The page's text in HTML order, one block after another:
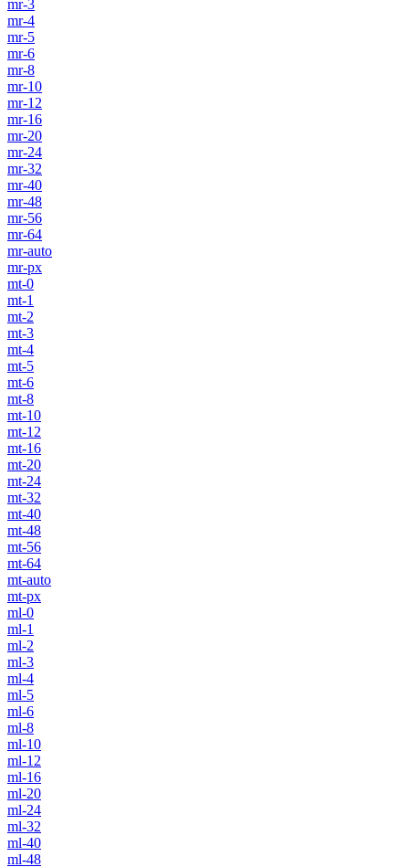
mr-3
mr-4
mr-5
mr-6
mr-8
mr-10
mr-12
mr-16
mr-20
mr-24
mr-32
mr-40
mr-48
mr-56
mr-64
mr-auto
mr-px
mt-0
mt-1
mt-2
mt-3
mt-4
mt-5
mt-6
mt-8
mt-10
mt-12
mt-16
mt-20
mt-24
mt-32
mt-40
mt-48
mt-56
mt-64
mt-auto
mt-px
ml-0
ml-1
ml-2
ml-3
ml-4
ml-5
ml-6
ml-8
ml-10
ml-12
ml-16
ml-20
ml-24
ml-32
ml-40
ml-48